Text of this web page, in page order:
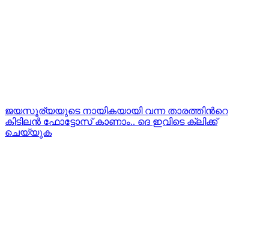
ജയസൂര്യയുടെ നായികയായി വന്ന താരത്തിന്‍റെ
കിടിലന്‍ ഫോട്ടോസ് കാണാം.. ദെ ഇവിടെ ക്ലിക്ക്
ചെയ്യുക